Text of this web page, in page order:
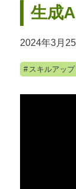
生成
2024年3月25
スキルアップ